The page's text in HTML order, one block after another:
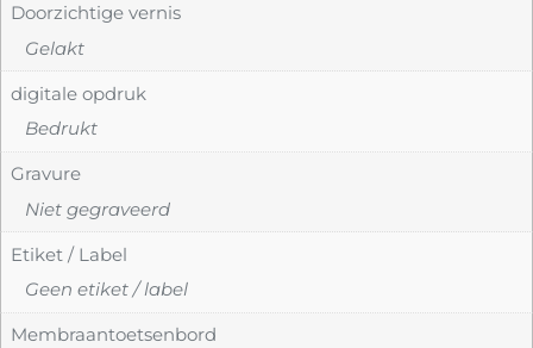
Doorzichtige vernis
Gelakt
digitale opdruk
Bedrukt
Gravure
Niet gegraveerd
Etiket / Label
Geen etiket / label
Membraantoetsenbord